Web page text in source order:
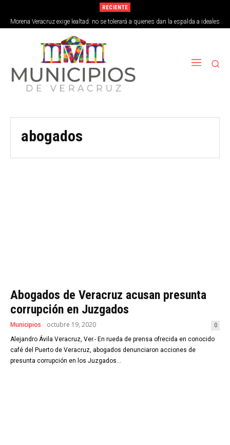
RECIENTE
Morena Veracruz exige lealtad: no se tolerará a quienes dan la espalda a ideales
de la 4T
abogados
Abogados de Veracruz acusan presunta
corrupción en Juzgados
Municipios octubre 19, 2020 0
Alejandro Ávila Veracruz, Ver.- En rueda de prensa ofrecida en conocido
café del Puerto de Veracruz, abogados denunciaron acciones de
presunta corrupción en los Juzgados...